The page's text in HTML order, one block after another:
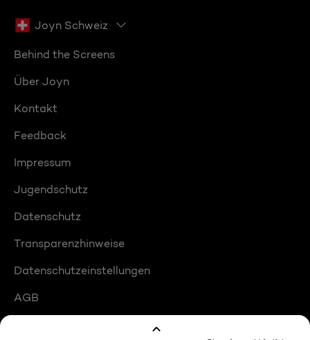
Joyn Schweiz
Behind the Screens
Über Joyn
Kontakt
Feedback
Impressum
Jugendschutz
Datenschutz
Transparenzhinweise
Datenschutzeinstellungen
AGB